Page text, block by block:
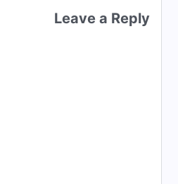
Leave a Reply